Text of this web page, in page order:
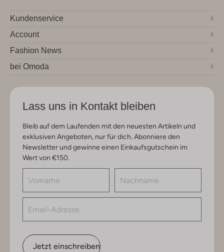
Kundenservice
Account
Fashion News
bei Omoda
Lass uns in Kontakt bleiben
Bleib auf dem Laufenden mit den neuesten Artikeln und
exklusiven Angeboten, nur für dich. Abonniere den
Newsletter und gewinne einen Einkaufsgutschein im
Wert von €150.
Jetzt einschreiben